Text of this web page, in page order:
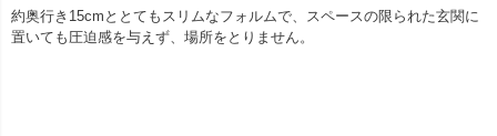
約奥行き15cmととてもスリムなフォルムで、スペースの限られた玄関に
置いても圧迫感を与えず、場所をとりません。